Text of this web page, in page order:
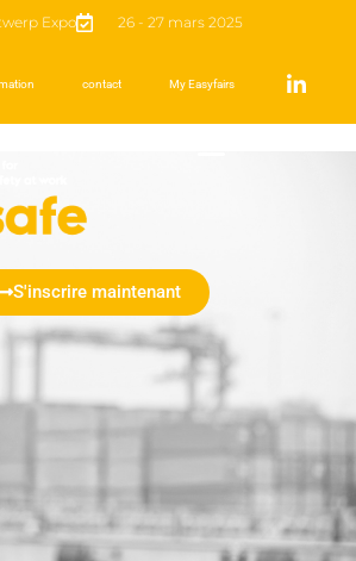
Expo 26 - 27 mars 2025
contact My Easyfairs
S'inscrire maintenant